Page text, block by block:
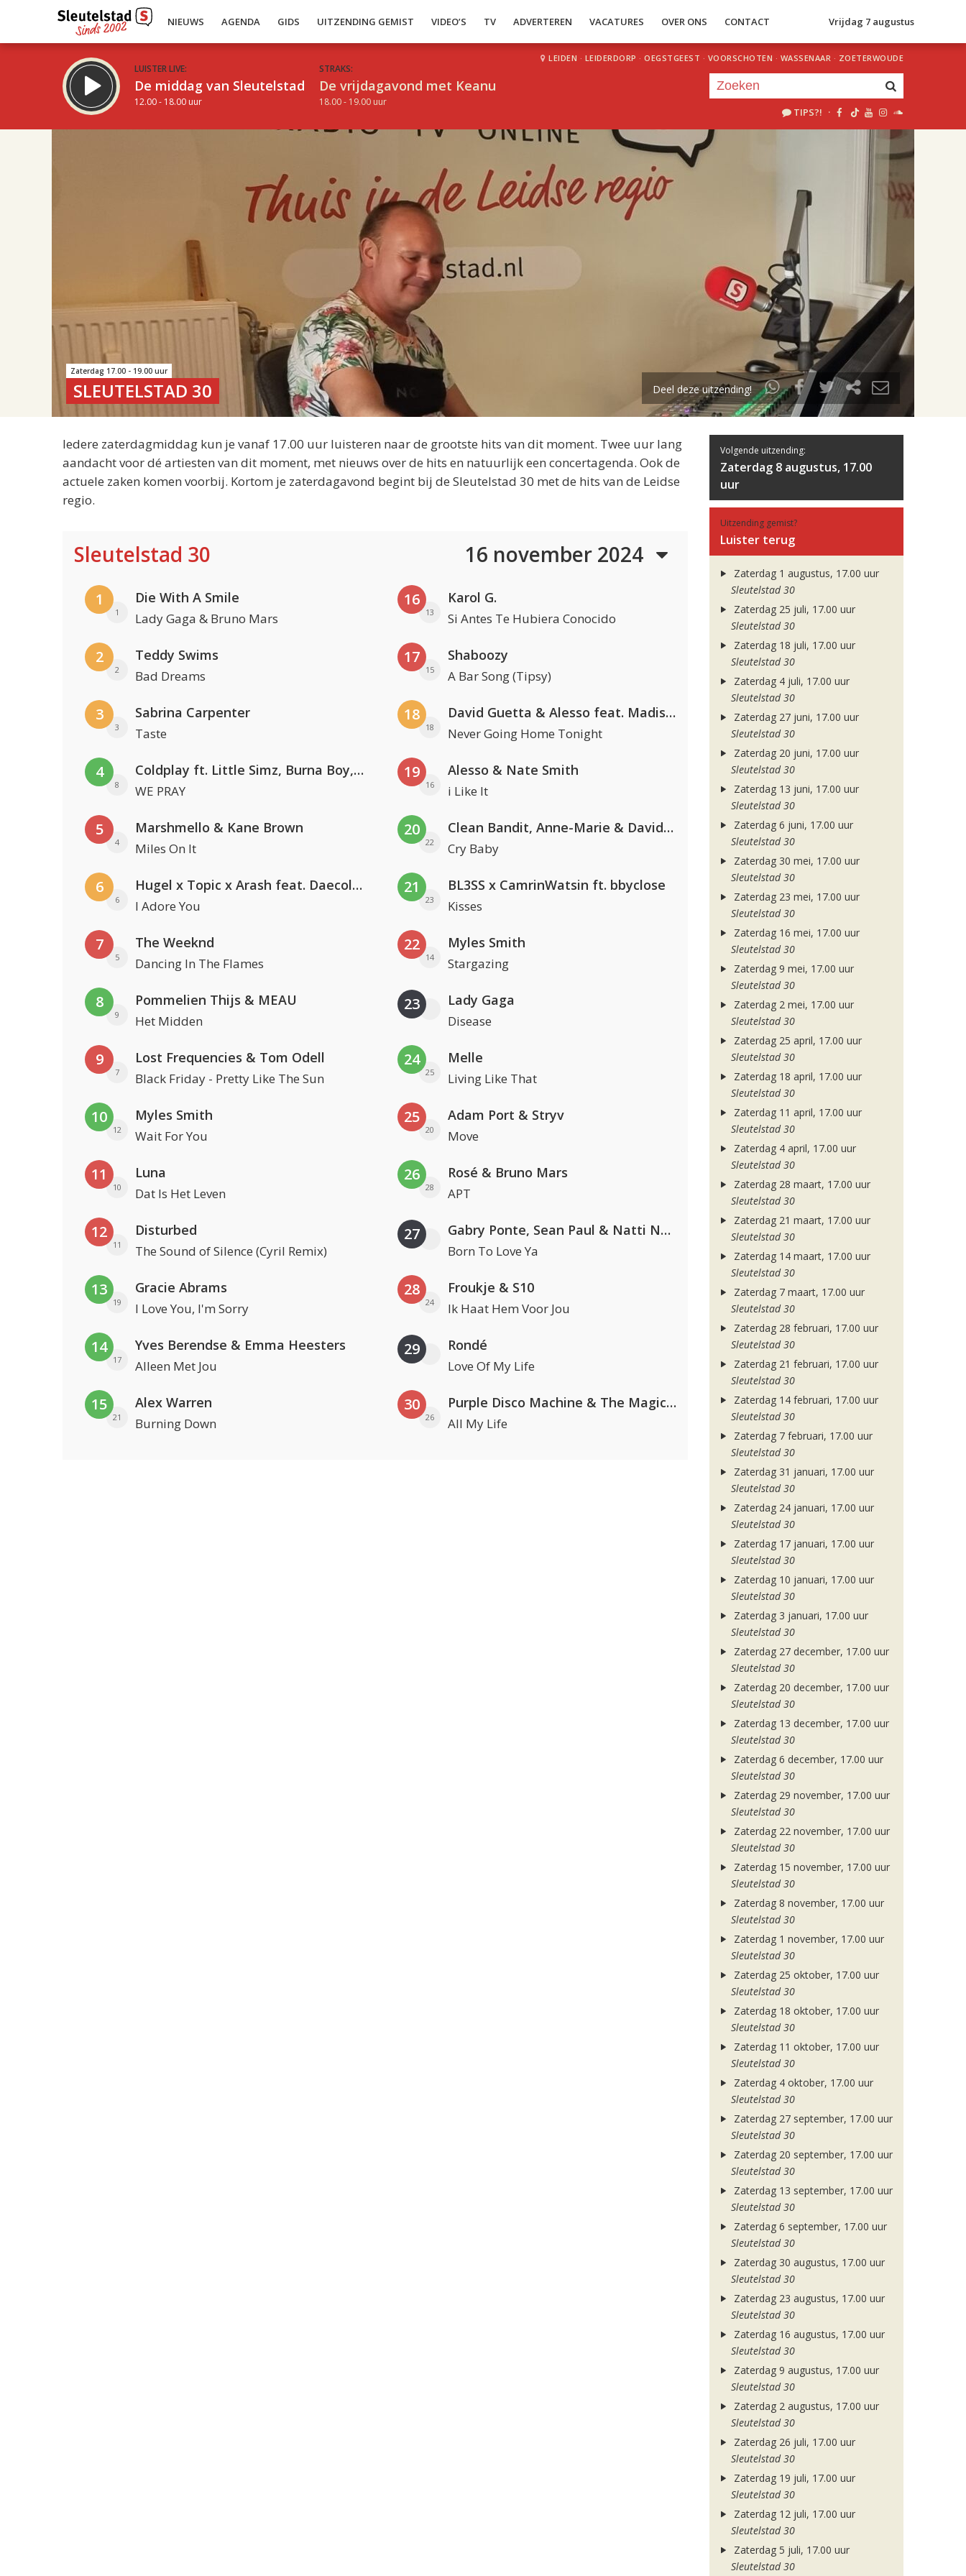
NIEUWS AGENDA GIDS UITZENDING GEMIST VIDEO’S TV ADVERTEREN VACATURES OVER ONS CONTACT Vrijdag 7 augustus
LUISTER LIVE:
De middag van Sleutelstad
12.00 - 18.00 uur
STRAKS:
De vrijdagavond met Keanu
18.00 - 19.00 uur
LEIDEN · LEIDERDORP · OEGSTGEEST · VOORSCHOTEN · WASSENAAR · ZOETERWOUDE
TIPS?! ·
uur 1 van 2
Volgend uur
Zaterdag 17.00 - 19.00 uur
SLEUTELSTAD 30 Deel deze uitzending!
Iedere zaterdagmiddag kun je vanaf 17.00 uur luisteren naar de grootste hits van dit moment. Twee uur lang
aandacht voor dé artiesten van dit moment, met nieuws over de hits en natuurlijk een concertagenda. Ook de
actuele zaken komen voorbij. Kortom je zaterdagavond begint bij de Sleutelstad 30 met de hits van de Leidse
regio.
Sleutelstad 30 16 november 2024
1
1
Die With A Smile
Lady Gaga & Bruno Mars
2
2
Teddy Swims
Bad Dreams
3
3
Sabrina Carpenter
Taste
4
8
Coldplay ft. Little Simz, Burna Boy, Elyanna & Tini
WE PRAY
5
4
Marshmello & Kane Brown
Miles On It
6
6
Hugel x Topic x Arash feat. Daecolm
I Adore You
7
5
The Weeknd
Dancing In The Flames
8
9
Pommelien Thijs & MEAU
Het Midden
9
7
Lost Frequencies & Tom Odell
Black Friday - Pretty Like The Sun
10
12
Myles Smith
Wait For You
11
10
Luna
Dat Is Het Leven
12
11
Disturbed
The Sound of Silence (Cyril Remix)
13
19
Gracie Abrams
I Love You, I'm Sorry
14
17
Yves Berendse & Emma Heesters
Alleen Met Jou
15
21
Alex Warren
Burning Down
16
13
Karol G.
Si Antes Te Hubiera Conocido
17
15
Shaboozy
A Bar Song (Tipsy)
18
18
David Guetta & Alesso feat. Madison Love
Never Going Home Tonight
19
16
Alesso & Nate Smith
i Like It
20
22
Clean Bandit, Anne-Marie & David Guetta
Cry Baby
21
23
BL3SS x CamrinWatsin ft. bbyclose
Kisses
22
14
Myles Smith
Stargazing
23 Lady Gaga
Disease
24
25
Melle
Living Like That
25
20
Adam Port & Stryv
Move
26
28
Rosé & Bruno Mars
APT
27 Gabry Ponte, Sean Paul & Natti Natasha
Born To Love Ya
28
24
Froukje & S10
Ik Haat Hem Voor Jou
29 Rondé
Love Of My Life
30
26
Purple Disco Machine & The Magician
All My Life
Volgende uitzending:
Zaterdag 8 augustus, 17.00
uur
Uitzending gemist?
Luister terug
Zaterdag 1 augustus, 17.00 uur
Sleutelstad 30
Zaterdag 25 juli, 17.00 uur
Sleutelstad 30
Zaterdag 18 juli, 17.00 uur
Sleutelstad 30
Zaterdag 4 juli, 17.00 uur
Sleutelstad 30
Zaterdag 27 juni, 17.00 uur
Sleutelstad 30
Zaterdag 20 juni, 17.00 uur
Sleutelstad 30
Zaterdag 13 juni, 17.00 uur
Sleutelstad 30
Zaterdag 6 juni, 17.00 uur
Sleutelstad 30
Zaterdag 30 mei, 17.00 uur
Sleutelstad 30
Zaterdag 23 mei, 17.00 uur
Sleutelstad 30
Zaterdag 16 mei, 17.00 uur
Sleutelstad 30
Zaterdag 9 mei, 17.00 uur
Sleutelstad 30
Zaterdag 2 mei, 17.00 uur
Sleutelstad 30
Zaterdag 25 april, 17.00 uur
Sleutelstad 30
Zaterdag 18 april, 17.00 uur
Sleutelstad 30
Zaterdag 11 april, 17.00 uur
Sleutelstad 30
Zaterdag 4 april, 17.00 uur
Sleutelstad 30
Zaterdag 28 maart, 17.00 uur
Sleutelstad 30
Zaterdag 21 maart, 17.00 uur
Sleutelstad 30
Zaterdag 14 maart, 17.00 uur
Sleutelstad 30
Zaterdag 7 maart, 17.00 uur
Sleutelstad 30
Zaterdag 28 februari, 17.00 uur
Sleutelstad 30
Zaterdag 21 februari, 17.00 uur
Sleutelstad 30
Zaterdag 14 februari, 17.00 uur
Sleutelstad 30
Zaterdag 7 februari, 17.00 uur
Sleutelstad 30
Zaterdag 31 januari, 17.00 uur
Sleutelstad 30
Zaterdag 24 januari, 17.00 uur
Sleutelstad 30
Zaterdag 17 januari, 17.00 uur
Sleutelstad 30
Zaterdag 10 januari, 17.00 uur
Sleutelstad 30
Zaterdag 3 januari, 17.00 uur
Sleutelstad 30
Zaterdag 27 december, 17.00 uur
Sleutelstad 30
Zaterdag 20 december, 17.00 uur
Sleutelstad 30
Zaterdag 13 december, 17.00 uur
Sleutelstad 30
Zaterdag 6 december, 17.00 uur
Sleutelstad 30
Zaterdag 29 november, 17.00 uur
Sleutelstad 30
Zaterdag 22 november, 17.00 uur
Sleutelstad 30
Zaterdag 15 november, 17.00 uur
Sleutelstad 30
Zaterdag 8 november, 17.00 uur
Sleutelstad 30
Zaterdag 1 november, 17.00 uur
Sleutelstad 30
Zaterdag 25 oktober, 17.00 uur
Sleutelstad 30
Zaterdag 18 oktober, 17.00 uur
Sleutelstad 30
Zaterdag 11 oktober, 17.00 uur
Sleutelstad 30
Zaterdag 4 oktober, 17.00 uur
Sleutelstad 30
Zaterdag 27 september, 17.00 uur
Sleutelstad 30
Zaterdag 20 september, 17.00 uur
Sleutelstad 30
Zaterdag 13 september, 17.00 uur
Sleutelstad 30
Zaterdag 6 september, 17.00 uur
Sleutelstad 30
Zaterdag 30 augustus, 17.00 uur
Sleutelstad 30
Zaterdag 23 augustus, 17.00 uur
Sleutelstad 30
Zaterdag 16 augustus, 17.00 uur
Sleutelstad 30
Zaterdag 9 augustus, 17.00 uur
Sleutelstad 30
Zaterdag 2 augustus, 17.00 uur
Sleutelstad 30
Zaterdag 26 juli, 17.00 uur
Sleutelstad 30
Zaterdag 19 juli, 17.00 uur
Sleutelstad 30
Zaterdag 12 juli, 17.00 uur
Sleutelstad 30
Zaterdag 5 juli, 17.00 uur
Sleutelstad 30